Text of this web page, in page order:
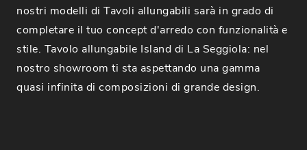
nostri modelli di Tavoli allungabili sarà in grado di
completare il tuo concept d'arredo con funzionalità e
stile. Tavolo allungabile Island di La Seggiola: nel
nostro showroom ti sta aspettando una gamma
quasi infinita di composizioni di grande design.